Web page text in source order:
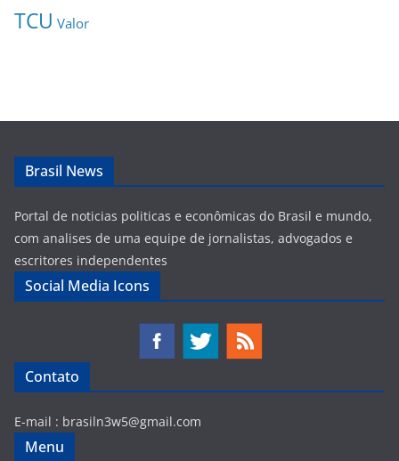
TCU Valor
Brasil News
Portal de noticias politicas e econômicas do Brasil e mundo,
com analises de uma equipe de jornalistas, advogados e
escritores independentes
Social Media Icons
Contato
E-mail : brasiln3w5@gmail.com
Menu